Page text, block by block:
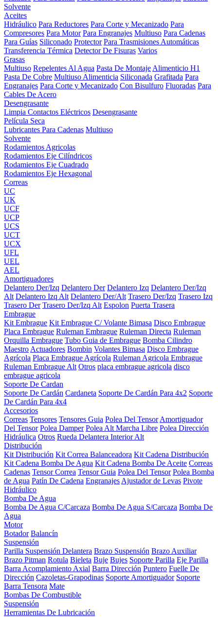
Solvente
Aceites
Hidráulico Para Reductores Para Corte y Mecanizado Para
Compresores Para Motor Para Engranajes Multiuso Para Cadenas
Para Guías Siliconado Protector Para Trasmisiones Automáticas
Transferencia Térmica Detector De Fisuras Varios
Grasas
Multiuso Repelentes Al Agua Pasta De Montaje Alimenticio H1
Pasta De Cobre Multiuso Alimenticia Siliconada Grafitada Para
Engranajes Para Corte y Mecanizado Con Bisulfuro Fluoradas Para
Cables De Acero
Desengrasante
Limpia Contactos Eléctricos Desengrasante
Película Seca
Lubricantes Para Cadenas Multiuso
Solvente
Rodamientos Agricolas
Rodamientos Eje Cilíndricos
Rodamientos Eje Cuadrado
Rodamientos Eje Hexagonal
Correas
UC
UK
UCF
UCP
UCS
UCT
UCX
UFL
UEL
AEL
Amortiguadores
Delantero Der/Izq Delantero Der Delantero Izq Delantero Der/Izq
Alt Delantero Izq Alt Delantero Der/Alt Trasero Der/Izq Trasero Izq
Trasero Der Trasero Der/Izq Alt Espolon Puerta Trasera
Embrague
Kit Embrague Kit Embrague C/ Volante Bimasa Disco Embrague
Placa Embrague Ruleman Embrague Ruleman Directa Ruleman
Orquilla Embrague Tubo Guia de Embrague Bomba Cilindro
Maestro Actuadores Bombin Volantes Bimasa Disco Embrague
Agrícola Placa Embrague Agrícola Ruleman Agricola Embrague
Ruleman Embrague Alt Otros placa embrague agricola disco
embrague agricola
Soporte De Cardan
Soporte De Cardán Cardaneta Soporte De Cardán Para 4x2 Soporte
De Cardán Para 4x4
Accesorios
Correas Tensores Tensores Guia Polea Del Tensor Amortiguador
Del Tensor Polea Damper Polea Alt Marcha Libre Polea Dirección
Hidráulica Otros Rueda Delantera Interior Alt
Distribución
Kit Distribución Kit Correa Balanceadora Kit Cadena Distribución
Kit Cadena Bomba De Agua Kit Cadena Bomba De Aceite Correas
Cadenas Tensor Correa Tensor Guia Polea Del Tensor Polea Bomba
de Agua Patín De Cadena Engranajes Ajustador de Levas Pivote
Hidráulico
Bomba De Agua
Bomba De Agua C/Carcaza Bomba De Agua S/Carcaza Bomba De
Agua
Motor
Botador Balancín
Suspensión
Parilla Suspensión Delantera Brazo Suspensión Brazo Auxiliar
Brazo Pitman Rotula Bieleta Buje Bujes Soporte Parilla Eje Parilla
Barra Acomplamiento Axial Barra Dirección Puntero Fuelle De
Dirección Cazoletas-Grapodinas Soporte Amortiguador Soporte
Barra Tensora Mate
Bombas De Combustible
Suspensión
Herramientas De Lubricación